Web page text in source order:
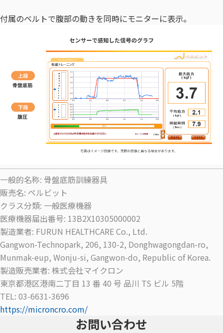
付属のベルトで腹部の動きを同時にモニターに表示。
一般的名称: 骨盤底筋訓練器具
販売名: ペルビット
クラス分類: 一般医療機器
医療機器届出番号: 13B2X10305000002
製造業者: FURUN HEALTHCARE Co., Ltd.
Gangwon-Technopark, 206, 130-2, Donghwagongdan-ro,
Munmak-eup, Wonju-si, Gangwon-do, Republic of Korea.
製造販売業者: 株式会社マイクロン
東京都港区港南二丁目 13 番 40 号 品川 TS ビル 5階
TEL: 03-6631-3696
https://microncro.com/
お問い合わせ